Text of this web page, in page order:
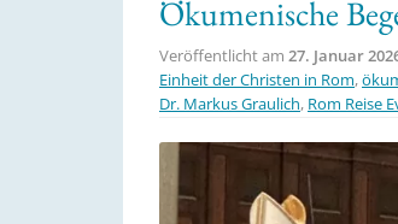
Ökumenische
Veröffentlicht am 27. Januar
Einheit der Christen in Rom,
Dr. Markus Graulich, Rom Reise